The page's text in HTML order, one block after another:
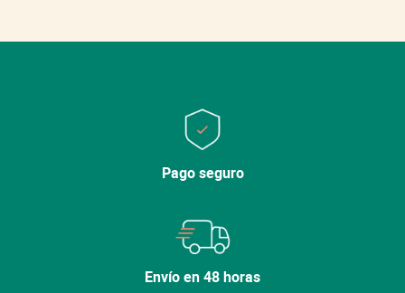
Ver mi cesta
Lo sentimos, la variedad ya no está en el
Descubra nuestras otras
variedades.
Pago seguro
Envío en 48 horas